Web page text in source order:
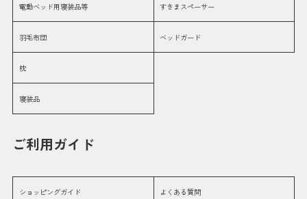
電動ベッド用寝装品等
羽毛布団
枕
寝装品
すきまスペーサー
ベッドガード
ご利用ガイド
ショッピングガイド よくある質問